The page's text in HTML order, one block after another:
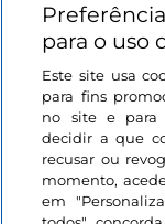
Ligações úteis
Iniciar sessão
Mantenha-se em
para o uso
Este site usa
para fins
no site e para
decidir a que
recusar ou
momento,
em